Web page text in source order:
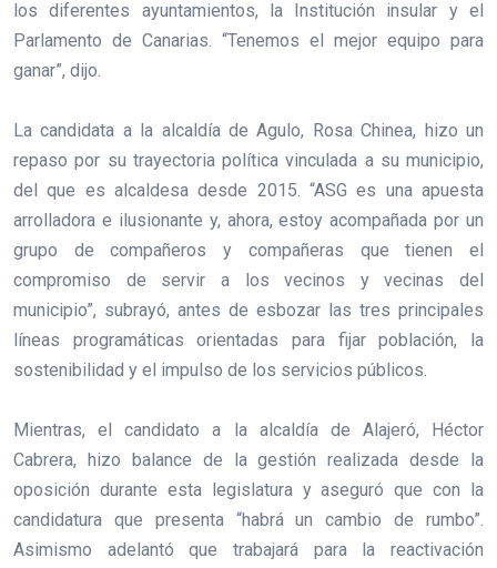
los diferentes ayuntamientos, la Institución insular y el
Parlamento de Canarias. “Tenemos el mejor equipo para
ganar”, dijo.
La candidata a la alcaldía de Agulo, Rosa Chinea, hizo un
repaso por su trayectoria política vinculada a su municipio,
del que es alcaldesa desde 2015. “ASG es una apuesta
arrolladora e ilusionante y, ahora, estoy acompañada por un
grupo de compañeros y compañeras que tienen el
compromiso de servir a los vecinos y vecinas del
municipio”, subrayó, antes de esbozar las tres principales
líneas programáticas orientadas para fijar población, la
sostenibilidad y el impulso de los servicios públicos.
Mientras, el candidato a la alcaldía de Alajeró, Héctor
Cabrera, hizo balance de la gestión realizada desde la
oposición durante esta legislatura y aseguró que con la
candidatura que presenta “habrá un cambio de rumbo”.
Asimismo adelantó que trabajará para la reactivación